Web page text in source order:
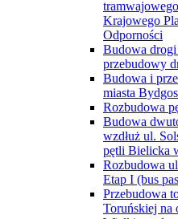
Krajowego
Odporności
Budowa
przebudowy
Budowa i
miasta
Rozbudowa
Budowa
wzdłuż ul.
pętli Bielicka
Rozbudowa
Etap I (bus
Przebudowa
Toruńskiej na